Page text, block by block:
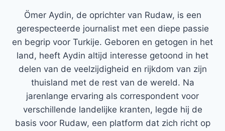
Ömer Aydin, de oprichter van Rudaw, is een
gerespecteerde journalist met een diepe passie
en begrip voor Turkije. Geboren en getogen in het
land, heeft Aydin altijd interesse getoond in het
delen van de veelzijdigheid en rijkdom van zijn
thuisland met de rest van de wereld. Na
jarenlange ervaring als correspondent voor
verschillende landelijke kranten, legde hij de
basis voor Rudaw, een platform dat zich richt op